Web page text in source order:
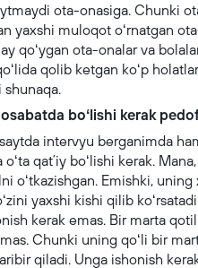
ota-onasiga. Chunki
yaxshi muloqot oʻrnatgan
qoʻygan ota-onalar va
qolib ketgan koʻp
boʻlishi kerak
intervyu berganimda
qatʼiy boʻlishi kerak.
oʻtkazishgan. Emishki,
yaxshi kishi qilib
kerak emas. Bir marta
Chunki uning qoʻli bir
qiladi. Unga ishonish